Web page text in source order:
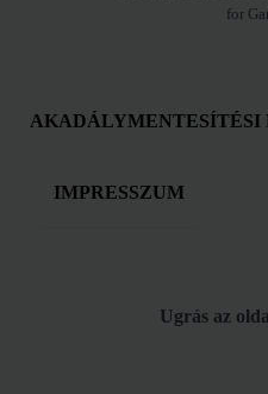
for
IMPRESSZUM
Ugrás az